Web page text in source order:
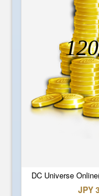
DC Universe
JPY